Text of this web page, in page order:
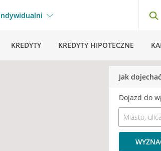
KREDYTY KREDYTY HIPOTECZNE
Jak
Dojazd do